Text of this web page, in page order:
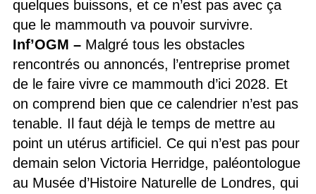
quelques buissons, et ce n’est pas avec ça
que le mammouth va pouvoir survivre.
Inf’OGM –Malgré tous les obstacles
rencontrés ou annoncés, l’entreprise promet
de le faire vivre ce mammouth d’ici 2028. Et
on comprend bien que ce calendrier n’est pas
tenable. Il faut déjà le temps de mettre au
point un utérus artificiel. Ce qui n’est pas pour
demain selon Victoria Herridge, paléontologue
au Musée d’Histoire Naturelle de Londres, qui